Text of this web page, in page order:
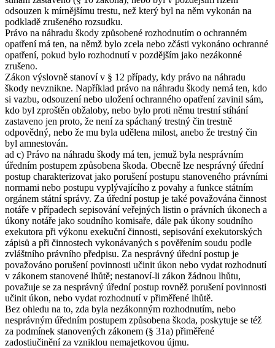
odsouzen k mírnějšímu trestu, než který byl na něm vykonán na
podkladě zrušeného rozsudku.
Právo na náhradu škody způsobené rozhodnutím o ochranném
opatření má ten, na němž bylo zcela nebo zčásti vykonáno ochranné
opatření, pokud bylo rozhodnutí v pozdějším jako nezákonné
zrušeno.
Zákon výslovně stanoví v § 12 případy, kdy právo na náhradu
škody nevznikne. Například právo na náhradu škody nemá ten, kdo
si vazbu, odsouzení nebo uložení ochranného opatření zavinil sám,
kdo byl zproštěn obžaloby, nebo bylo proti němu trestní stíhání
zastaveno jen proto, že není za spáchaný trestný čin trestně
odpovědný, nebo že mu byla udělena milost, anebo že trestný čin
byl amnestován.
ad c) Právo na náhradu škody má ten, jemuž byla nesprávním
úředním postupem způsobena škoda. Obecně lze nesprávný úřední
postup charakterizovat jako porušení postupu stanoveného právními
normami nebo postupu vyplývajícího z povahy a funkce státním
orgánem státní správy. Za úřední postup je také považována činnost
notáře v případech sepisování veřejných listin o právních úkonech a
úkony notáře jako soudního komisaře, dále pak úkony soudního
exekutora při výkonu exekuční činnosti, sepisování exekutorských
zápisů a při činnostech vykonávaných s pověřením soudu podle
zvláštního právního předpisu. Za nesprávný úřední postup je
považováno porušení povinnosti učinit úkon nebo vydat rozhodnutí
v zákonem stanovené lhůtě; nestanoví-li zákon žádnou lhůtu,
považuje se za nesprávný úřední postup rovněž porušení povinnosti
učinit úkon, nebo vydat rozhodnutí v přiměřené lhůtě.
Bez ohledu na to, zda byla nezákonným rozhodnutím, nebo
nesprávným úředním postupem způsobena škoda, poskytuje se též
za podmínek stanovených zákonem (§ 31a) přiměřené
zadostiučinění za vzniklou nemajetkovou újmu.